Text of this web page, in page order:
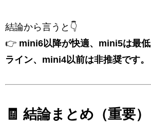
結論から言うと👇
👉 mini6以降が快適、mini5は最低
ライン、mini4以前は非推奨です。
🧾 結論まとめ（重要）